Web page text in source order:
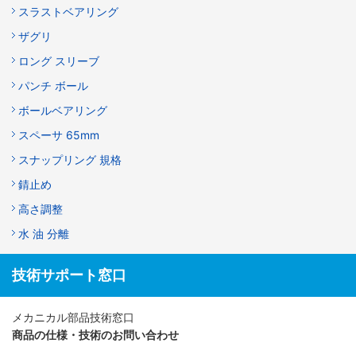
スラストベアリング
ザグリ
ロング スリーブ
パンチ ボール
ボールベアリング
スペーサ 65mm
スナップリング 規格
錆止め
高さ調整
水 油 分離
技術サポート窓口
メカニカル部品技術窓口
商品の仕様・技術のお問い合わせ